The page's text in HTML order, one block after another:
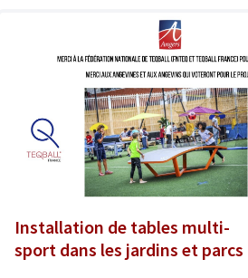
Installation de tables multi-
sport dans les jardins et parcs